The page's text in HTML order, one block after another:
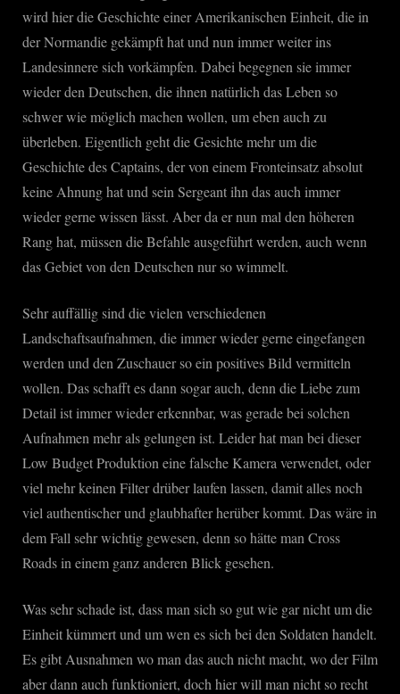
wird hier die Geschichte einer Amerikanischen Einheit, die in
der Normandie gekämpft hat und nun immer weiter ins
Landesinnere sich vorkämpfen. Dabei begegnen sie immer
wieder den Deutschen, die ihnen natürlich das Leben so
schwer wie möglich machen wollen, um eben auch zu
überleben. Eigentlich geht die Gesichte mehr um die
Geschichte des Captains, der von einem Fronteinsatz absolut
keine Ahnung hat und sein Sergeant ihn das auch immer
wieder gerne wissen lässt. Aber da er nun mal den höheren
Rang hat, müssen die Befahle ausgeführt werden, auch wenn
das Gebiet von den Deutschen nur so wimmelt.
Sehr auffällig sind die vielen verschiedenen
Landschaftsaufnahmen, die immer wieder gerne eingefangen
werden und den Zuschauer so ein positives Bild vermitteln
wollen. Das schafft es dann sogar auch, denn die Liebe zum
Detail ist immer wieder erkennbar, was gerade bei solchen
Aufnahmen mehr als gelungen ist. Leider hat man bei dieser
Low Budget Produktion eine falsche Kamera verwendet, oder
viel mehr keinen Filter drüber laufen lassen, damit alles noch
viel authentischer und glaubhafter herüber kommt. Das wäre in
dem Fall sehr wichtig gewesen, denn so hätte man Cross
Roads in einem ganz anderen Blick gesehen.
Was sehr schade ist, dass man sich so gut wie gar nicht um die
Einheit kümmert und um wen es sich bei den Soldaten handelt.
Es gibt Ausnahmen wo man das auch nicht macht, wo der Film
aber dann auch funktioniert, doch hier will man nicht so recht